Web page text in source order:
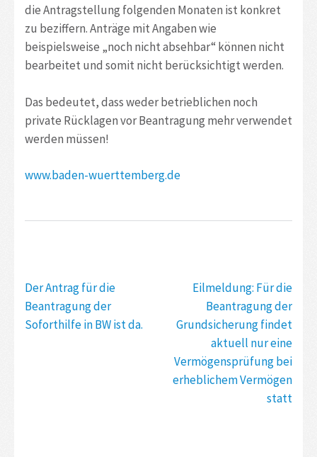
die Antragstellung folgenden Monaten ist konkret
zu beziffern. Anträge mit Angaben wie
beispielsweise „noch nicht absehbar“ können nicht
bearbeitet und somit nicht berücksichtigt werden.
Das bedeutet, dass weder betrieblichen noch
private Rücklagen vor Beantragung mehr verwendet
werden müssen!
www.baden-wuerttemberg.de
Beitragsnavigation
Der Antrag für die
Beantragung der
Soforthilfe in BW ist da.
Eilmeldung: Für die
Beantragung der
Grundsicherung findet
aktuell nur eine
Vermögensprüfung bei
erheblichem Vermögen
statt